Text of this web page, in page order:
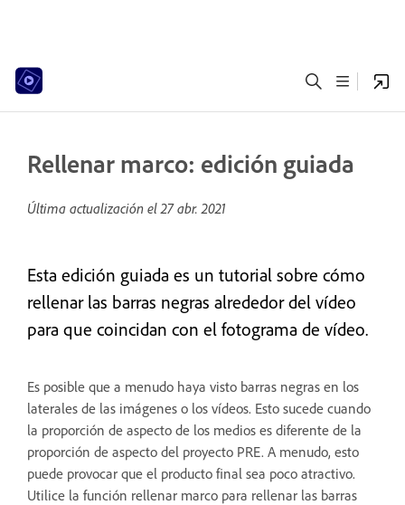
Rellenar marco: edición guiada
Última actualización el27 abr. 2021
Esta edición guiada es un tutorial sobre cómo
rellenar las barras negras alrededor del vídeo
para que coincidan con el fotograma de vídeo.
Es posible que a menudo haya visto barras negras en los
laterales de las imágenes o los vídeos. Esto sucede cuando
la proporción de aspecto de los medios es diferente de la
proporción de aspecto del proyecto PRE. A menudo, esto
puede provocar que el producto final sea poco atractivo.
Utilice la función rellenar marco para rellenar las barras